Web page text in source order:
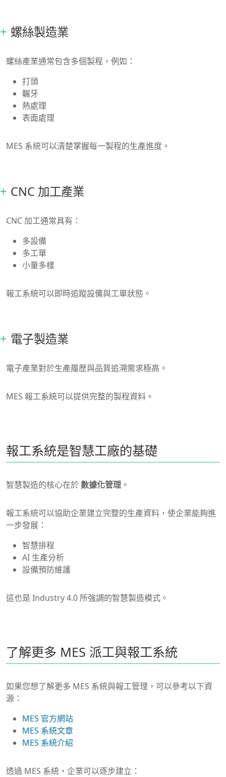
螺絲製造業
螺絲產業通常包含多個製程，例如：
打頭
輾牙
熱處理
表面處理
MES 系統可以清楚掌握每一製程的生產進度。
CNC 加工產業
CNC 加工通常具有：
多設備
多工單
小量多樣
報工系統可以即時追蹤設備與工單狀態。
電子製造業
電子產業對於生產履歷與品質追溯需求極高。
MES 報工系統可以提供完整的製程資料。
報工系統是智慧工廠的基礎
智慧製造的核心在於數據化管理 。
報工系統可以協助企業建立完整的生產資料，使企業能夠進
一步發展：
智慧排程
AI 生產分析
設備預防維護
這也是 Industry 4.0 所強調的智慧製造模式。
了解更多 MES 派工與報工系統
如果您想了解更多 MES 系統與報工管理，可以參考以下資
源：
MES 官方網站
MES 系統文章
MES 系統介紹
透過 MES 系統，企業可以逐步建立：